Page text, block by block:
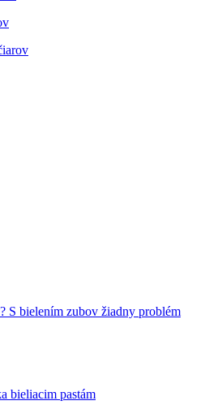
S bielením zubov žiadny problém
bieliacim pastám